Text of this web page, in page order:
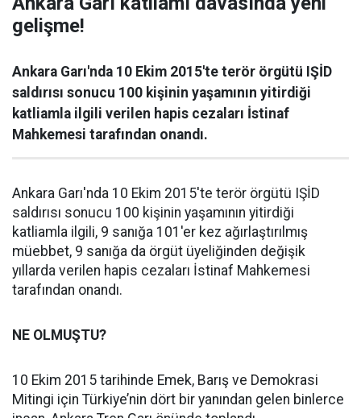
gelişme!
Ankara Garı'nda 10 Ekim 2015'te terör örgütü IŞİD
saldırısı sonucu 100 kişinin yaşamının yitirdiği
katliamla ilgili verilen hapis cezaları İstinaf
Mahkemesi tarafından onandı.
Ankara Garı'nda 10 Ekim 2015'te terör örgütü IŞİD
saldırısı sonucu 100 kişinin yaşamının yitirdiği
katliamla ilgili, 9 sanığa 101'er kez ağırlaştırılmış
müebbet, 9 sanığa da örgüt üyeliğinden değişik
yıllarda verilen hapis cezaları İstinaf Mahkemesi
tarafından onandı.
NE OLMUŞTU?
10 Ekim 2015 tarihinde Emek, Barış ve Demokrasi
Mitingi için Türkiye’nin dört bir yanından gelen binlerce